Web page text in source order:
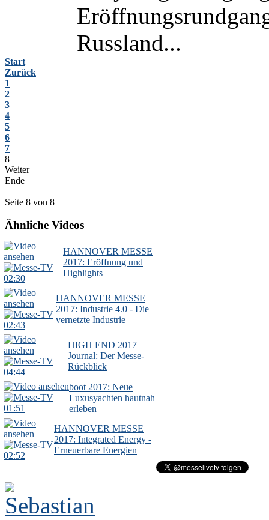
Russland...
Start
Zurück
1
2
3
4
5
6
7
8
Weiter
Ende
Seite 8 von 8
Ähnliche Videos
02:30
HANNOVER MESSE
2017: Eröffnung und
Highlights
02:43
HANNOVER MESSE
2017: Industrie 4.0 - Die
vernetzte Industrie
04:44
HIGH END 2017
Journal: Der Messe-
Rückblick
01:51
boot 2017: Neue
Luxusyachten hautnah
erleben
02:52
HANNOVER MESSE
2017: Integrated Energy -
Erneuerbare Energien